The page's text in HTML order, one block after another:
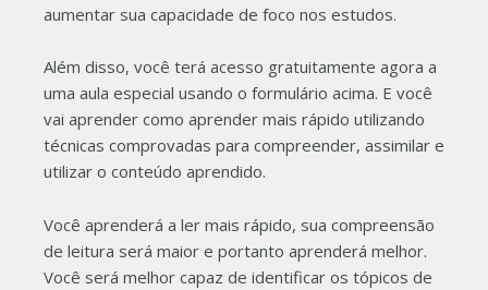
aumentar sua capacidade de foco nos estudos.
Além disso, você terá acesso gratuitamente agora a
uma aula especial usando o formulário acima. E você
vai aprender como aprender mais rápido utilizando
técnicas comprovadas para compreender, assimilar e
utilizar o conteúdo aprendido.
Você aprenderá a ler mais rápido, sua compreensão
de leitura será maior e portanto aprenderá melhor.
Você será melhor capaz de identificar os tópicos de